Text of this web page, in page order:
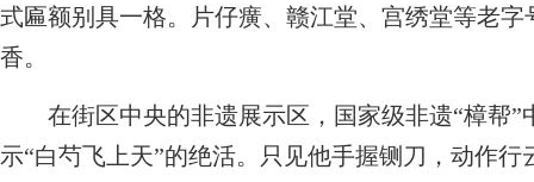
式匾额别具一格。片仔癀、赣江堂、宫绣堂等老
香。
在街区中央的非遗展示区，国家级非遗“樟帮”
示“白芍飞上天”的绝活。只见他手握铡刀，动作